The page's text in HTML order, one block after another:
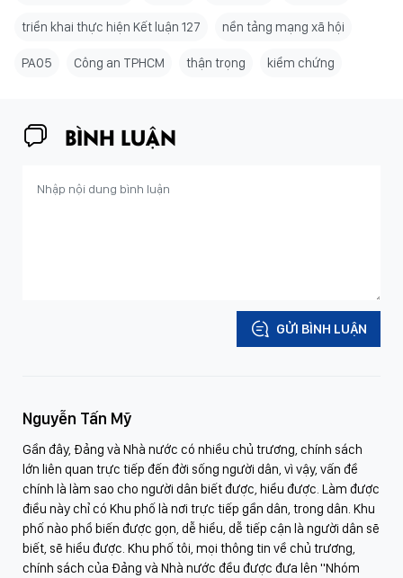
triển khai thực hiện Kết luận 127 nền tảng mạng xã hội
PA05 Công an TPHCM thận trọng kiểm chứng
BÌNH LUẬN
GỬI BÌNH LUẬN
Nguyễn Tấn Mỹ
Gần đây, Đảng và Nhà nước có nhiều chủ trương, chính sách
lớn liên quan trực tiếp đến đời sống người dân, vì vậy, vấn đề
chính là làm sao cho người dân biết được, hiểu được. Làm được
điều này chỉ có Khu phố là nơi trực tiếp gần dân, trong dân. Khu
phố nào phổ biến được gọn, dễ hiểu, dễ tiếp cận là người dân sẽ
biết, sẽ hiểu được. Khu phố tôi, mọi thông tin về chủ trương,
chính sách của Đảng và Nhà nước đều được đưa lên "Nhóm